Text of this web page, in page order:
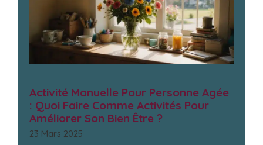
Activité Manuelle Pour Personne Agée
: Quoi Faire Comme Activités Pour
Améliorer Son Bien Être ?
23 Mars 2025